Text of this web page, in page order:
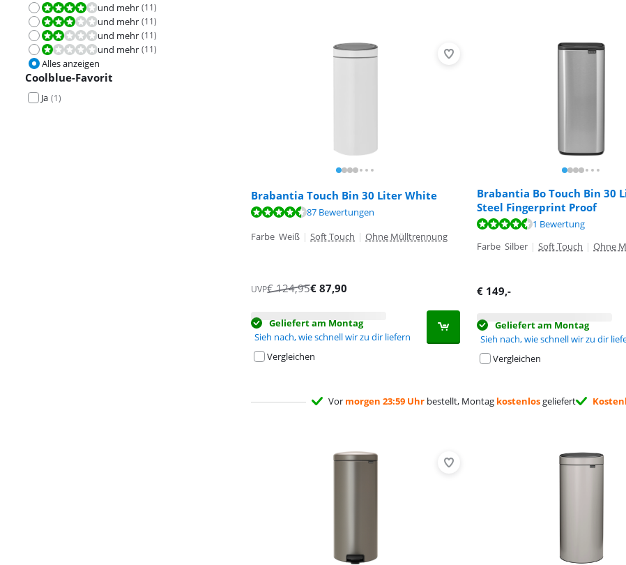
Bewertet mit 8,0 von 10.
und mehr (11)
Bewertet mit 6,0 von 10.
und mehr (11)
Bewertet mit 4,0 von 10.
und mehr (11)
Bewertet mit 2,0 von 10.
und mehr (11)
Alles anzeigen
Coolblue-Favorit
Ja (1)
Brabantia Touch Bin 30 Liter White
Bewertet mit 9,4 von 10, basierend auf 87 Bewertungen.
87 Bewertungen
Farbe Weiß | Soft Touch | Ohne Mülltrennung
UVP€124,95€ 87,90
Geliefert am Montag
Sieh nach, wie schnell wir zu dir liefern
Vergleichen
Brabantia Bo Touch Bin 30
Steel Fingerprint Proof
1 Bewertung
Farbe Silber | Soft Touch | Ohne
€ 149,-
Geliefert am Montag
Sieh nach, wie schnell wir zu dir
Vergleichen
Bewertet mit 9,5 von 10, basierend auf 108 Bewertungen.
Vor morgen 23:59 Uhrbestellt, Montag kostenlosgeliefert